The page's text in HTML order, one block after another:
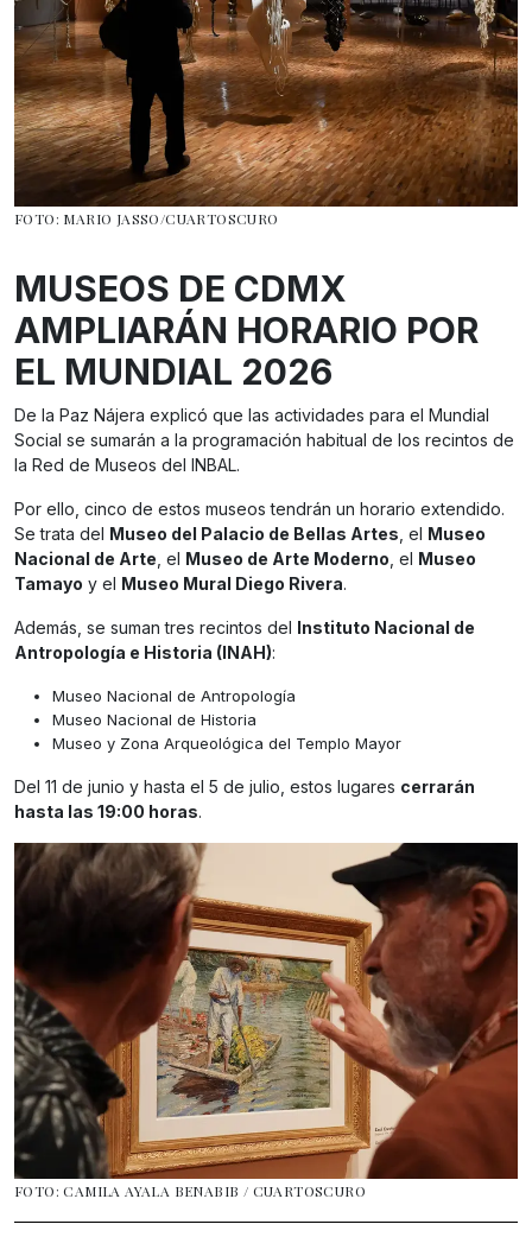
FOTO: MARIO JASSO/CUARTOSCURO
MUSEOS DE CDMX
AMPLIARÁN HORARIO POR
EL MUNDIAL 2026
De la Paz Nájera explicó que las actividades para el Mundial
Social se sumarán a la programación habitual de los recintos de
la Red de Museos del INBAL.
Por ello, cinco de estos museos tendrán un horario extendido.
Se trata del Museo del Palacio de Bellas Artes , el Museo
Nacional de Arte , el Museo de Arte Moderno , el Museo
Tamayo y el Museo Mural Diego Rivera.
Además, se suman tres recintos del Instituto Nacional de
Antropología e Historia (INAH):
Museo Nacional de Antropología
Museo Nacional de Historia
Museo y Zona Arqueológica del Templo Mayor
Del 11 de junio y hasta el 5 de julio, estos lugares cerrarán
hasta las 19:00 horas.
FOTO: CAMILA AYALA BENABIB / CUARTOSCURO